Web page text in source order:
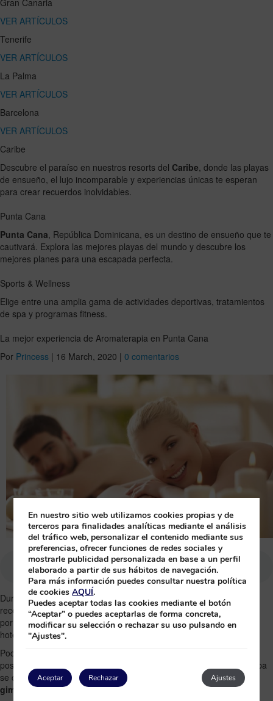
VER ARTÍCULOS
Tenerife
VER ARTÍCULOS
La Palma
VER ARTÍCULOS
Barcelona
VER ARTÍCULOS
Caribe
Descubre el paraíso en nuestros resorts del Caribe , donde las playas
de ensueño, el lujo incomparable y experiencias únicas te esperan
para crear recuerdos inolvidables.
Punta Cana
Punta Cana , República Dominicana, es un destino de ensueño que te
cautivará. Explora las mejores playas del mundo y descubre los
mejores planes para una escapada perfecta.
Sports & Wellness
Elige entre una amplia gama de actividades deportivas, tratamientos
de spa y programas fitness.
La mejor experiencia de Aromaterapia en Punta Cana
Por Princess | 16 March, 2020 | 0 comentarios
Durante tus vacaciones mereces tiempo para ti, por eso nos gusta
recomendar a nuestros clientes que busquen un rato para pasarse
por nuestrosSpa Metamorphosis. Están disponibles en nuestros
hotelesGrand Bávaro Princess
Podrás comprobar el amplio abanico de tratamientos, masajes y
posibilidades disponibles. Además nuestra oferta de servicios de Spa
se complementa con servicio depeluquería, manicura, pedicura,
gimnasio, sauna y jacuzzi.
En nuestro sitio web utilizamos cookies propias y de
terceros para finalidades analíticas mediante el análisis
del tráfico web, personalizar el contenido mediante sus
preferencias, ofrecer funciones de redes sociales y
mostrarle publicidad personalizada en base a un perfil
elaborado a partir de sus hábitos de navegación.
Para más información puedes consultar nuestra política
de cookiesAQUÍ.
Puedes aceptar todas las cookies mediante el botón
“Aceptar” o puedes aceptarlas de forma concreta,
modificar su selección o rechazar su uso pulsando en
"Ajustes".
Aceptar Ajustes
Rechazar